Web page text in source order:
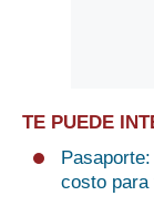
TE PUEDE
costo para